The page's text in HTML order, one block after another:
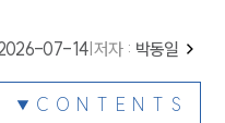
07-14 저자 : 박동일
CONTENTS